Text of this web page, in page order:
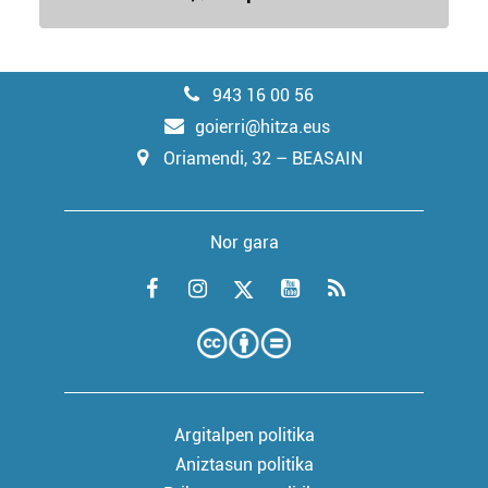
943 16 00 56
goierri@hitza.eus
Oriamendi, 32 – BEASAIN
Nor gara
Argitalpen politika
Aniztasun politika